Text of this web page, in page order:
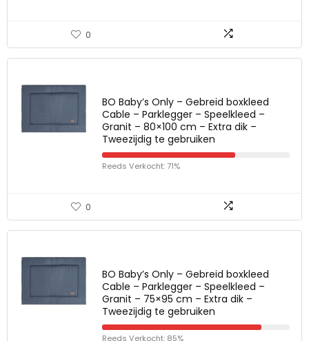
0
BO Baby’s Only – Gebreid boxkleed
Cable – Parklegger – Speelkleed –
Granit – 80×100 cm – Extra dik –
Tweezijdig te gebruiken
Reeds Verkocht: 71%
0
BO Baby’s Only – Gebreid boxkleed
Cable – Parklegger – Speelkleed –
Granit – 75×95 cm – Extra dik –
Tweezijdig te gebruiken
Reeds Verkocht: 85%